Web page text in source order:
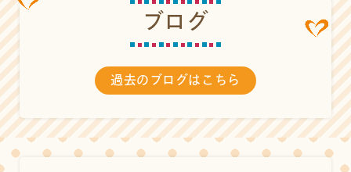
ブロ グ
過去のブログはこちら